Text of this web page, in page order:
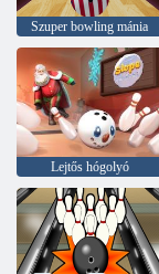
Szuper bowling mánia
Lejtős hógolyó